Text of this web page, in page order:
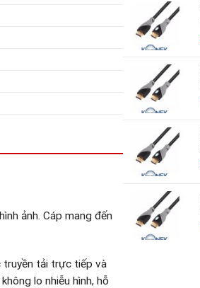
ảnh. Cáp mang đến
truyền tải trực tiếp và
lo nhiễu hình, hỗ